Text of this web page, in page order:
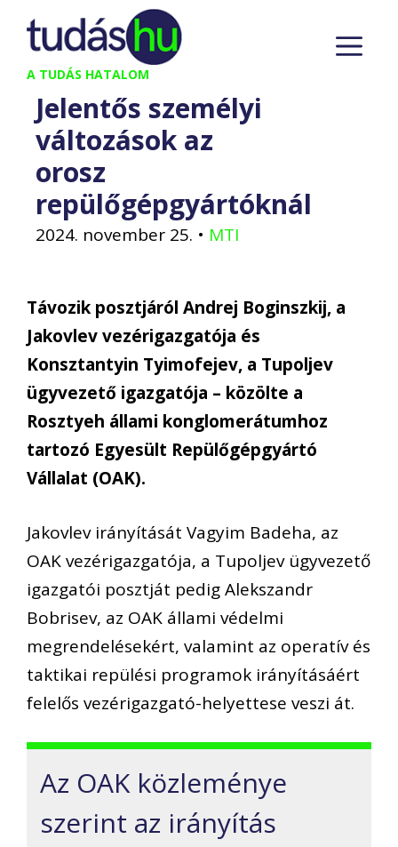
Kilépés
tartalomba
A TUDÁS HATALOM
Jelentős személyi
változások az
orosz
repülőgépgyártóknál
2024. november 25. • MTI
Távozik posztjáról Andrej Boginszkij, a
Jakovlev vezérigazgatója és
Konsztantyin Tyimofejev, a Tupoljev
ügyvezető igazgatója – közölte a
Rosztyeh állami konglomerátumhoz
tartozó Egyesült Repülőgépgyártó
Vállalat (OAK).
Jakovlev irányítását Vagyim Badeha, az
OAK vezérigazgatója, a Tupoljev ügyvezető
igazgatói posztját pedig Alekszandr
Bobrisev, az OAK állami védelmi
megrendelésekért, valamint az operatív és
taktikai repülési programok irányításáért
felelős vezérigazgató-helyettese veszi át.
Az OAK közleménye
szerint az irányítás